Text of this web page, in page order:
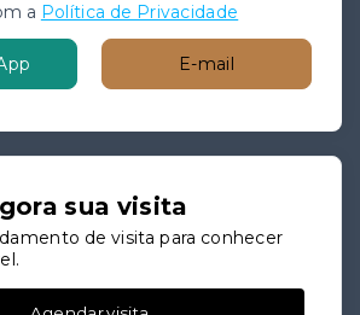
a Política de Privacidade
E-mail
sua visita
de visita para conhecer